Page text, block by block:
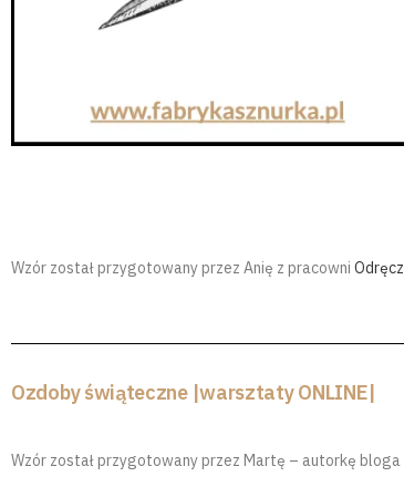
Wzór został przygotowany przez Anię z pracowni
Ozdoby świąteczne |warsztaty ONLINE|
Wzór został przygotowany przez Martę – autorkę bloga